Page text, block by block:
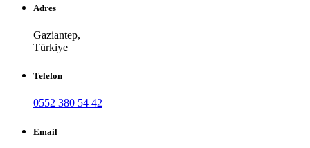
Adres
Gaziantep,
Türkiye
Telefon
0552 380 54 42
Email